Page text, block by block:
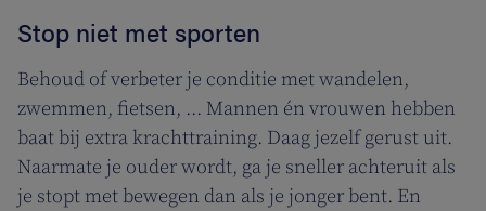
Stop niet met sporten
Behoud of verbeter je conditie met wandelen,
zwemmen, fietsen, ... Mannen én vrouwen hebben
baat bij extra krachttraining. Daag jezelf gerust uit.
Naarmate je ouder wordt, ga je sneller achteruit als
je stopt met bewegen dan als je jonger bent. En